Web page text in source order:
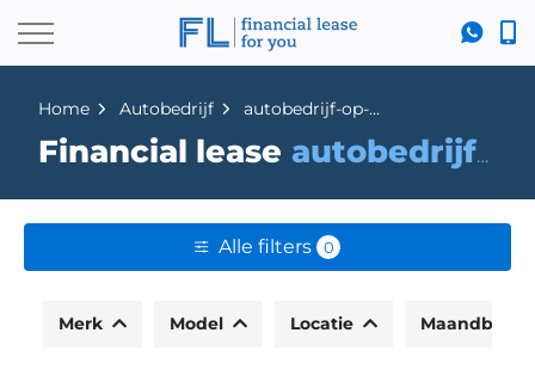
Home Autobedrijf autobedrijf-op-de-hoek
Financial lease autobedrijf-op-de-hoek
Alle filters 0
Merk Model Locatie